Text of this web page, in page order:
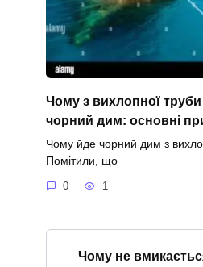
Чому з вихлопної
чорний дим: основні
Чому йде чорний дим з
Помітили, що
0 1
Чому не